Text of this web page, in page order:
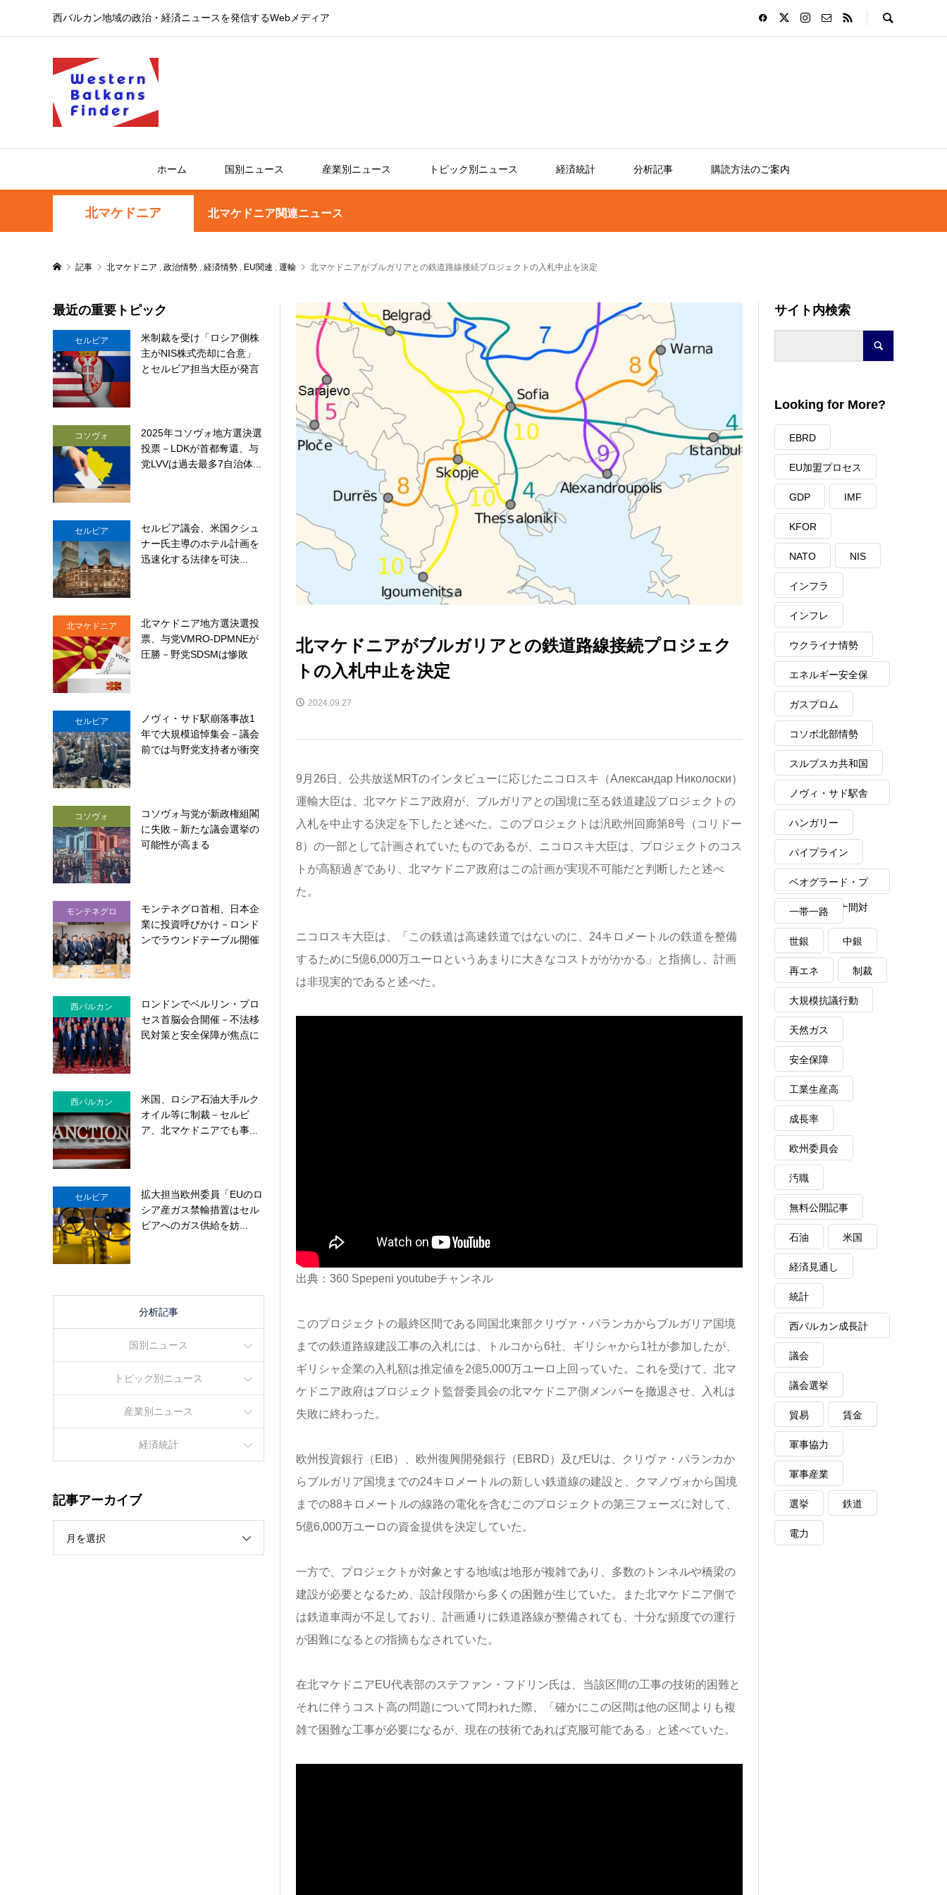
西バルカン地域の政治・経済ニュースを発信するWebメディア
ホーム 国別ニュース 産業別ニュース トピック別ニュース 経済統計 分析記事 購読方法のご案内
北マケドニア 北マケドニア関連ニュース
記事 北マケドニア 政治情勢 経済情勢 EU関連 運輸 北マケドニアがブルガリアとの鉄道路線接続プロジェクトの入札中止を決定
北マケドニアがブルガリアとの鉄道路線接続プロジェク
トの入札中止を決定
2024.09.27
9月26日、公共放送MRTのインタビューに応じたニコロスキ（Александар Николоски）
運輸大臣は、北マケドニア政府が、ブルガリアとの国境に至る鉄道建設プロジェクトの
入札を中止する決定を下したと述べた。このプロジェクトは汎欧州回廊第8号（コリドー
8）の一部として計画されていたものであるが、ニコロスキ大臣は、プロジェクトのコス
トが高額過ぎであり、北マケドニア政府はこの計画が実現不可能だと判断したと述べ
た。
ニコロスキ大臣は、「この鉄道は高速鉄道ではないのに、24キロメートルの鉄道を整備
するために5億6,000万ユーロというあまりに大きなコストががかかる」と指摘し、計画
は非現実的であると述べた 。
出典：360 Spepeni youtubeチャンネル
このプロジェクトの最終区間である同国北東部クリヴァ・パランカからブルガリア国境
までの鉄道路線建設工事の入札には、トルコから6社、ギリシャから1社が参加したが、
ギリシャ企業の入札額は推定値を2億5,000万ユーロ上回っていた。これを受けて、北マ
ケドニア政府はプロジェクト監督委員会の北マケドニア側メンバーを撤退させ、入札は
失敗に終わった 。
欧州投資銀行（EIB）、欧州復興開発銀行（EBRD）及びEUは、クリヴァ・パランカか
らブルガリア国境までの24キロメートルの新しい鉄道線の建設と、クマノヴォから国境
までの88キロメートルの線路の電化を含むこのプロジェクトの第三フェーズに対して、
5億6,000万ユーロの資金提供を決定していた。
一方で、プロジェクトが対象とする地域は地形が複雑であり、多数のトンネルや橋梁の
建設が必要となるため、設計段階から多くの困難が生じていた。また北マケドニア側で
は鉄道車両が不足しており、計画通りに鉄道路線が整備されても、十分な頻度での運行
が困難になるとの指摘もなされていた。
在北マケドニアEU代表部のステファン・フドリン氏は、当該区間の工事の技術的困難と
それに伴うコスト高の問題について問われた際、「確かにこの区間は他の区間よりも複
雑で困難な工事が必要になるが、現在の技術であれば克服可能である」と述べていた。
最近の重要トピック
セルビア
米制裁を受け「ロシア側株
主がNIS株式売却に合意」
とセルビア担当大臣が発言
コソヴォ
2025年コソヴォ地方選決選
投票－LDKが首都奪還、与
党LVVは過去最多7自治体...
セルビア
セルビア議会、米国クシュ
ナー氏主導のホテル計画を
迅速化する法律を可決...
北マケドニア
北マケドニア地方選決選投
票、与党VMRO-DPMNEが
圧勝－野党SDSMは惨敗
セルビア
ノヴィ・サド駅崩落事故1
年で大規模追悼集会－議会
前では与野党支持者が衝突
コソヴォ
コソヴォ与党が新政権組閣
に失敗－新たな議会選挙の
可能性が高まる
モンテネグロ
モンテネグロ首相、日本企
業に投資呼びかけ－ロンド
ンでラウンドテーブル開催
西バルカン
ロンドンでベルリン・プロ
セス首脳会合開催－不法移
民対策と安全保障が焦点に
西バルカン
米国、ロシア石油大手ルク
オイル等に制裁－セルビ
ア、北マケドニアでも事...
セルビア
拡大担当欧州委員「EUのロ
シア産ガス禁輸措置はセル
ビアへのガス供給を妨...
分析記事
国別ニュース
トピック別ニュース
産業別ニュース
経済統計
記事アーカイブ
月を選択
サイト内検索
Looking for More?
EBRD
EU加盟プロセス
GDP IMF
KFOR
NATO NIS
インフラ
インフレ
ウクライナ情勢
エネルギー安全保
障
ガスプロム
コソボ北部情勢
スルプスカ共和国
ノヴィ・サド駅舎
崩落事故
ハンガリー
パイプライン
ベオグラード・プ
リシュティナ間対
話
一帯一路
世銀 中銀
再エネ 制裁
大規模抗議行動
天然ガス
安全保障
工業生産高
成長率
欧州委員会
汚職
無料公開記事
石油 米国
経済見通し
統計
西バルカン成長計
画
議会
議会選挙
貿易 賃金
軍事協力
軍事産業
選挙 鉄道
電力